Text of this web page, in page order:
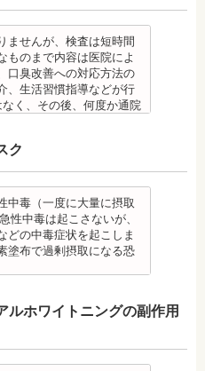
行う機器です。細かなパ
で歯に吹き付け、歯にこ
とができます。 歯科で主
除去の用途として使われ
内の歯周病の細菌除去に
生
卒業
あるので時期を延ばす場
適用外となり自由診療と
虫歯の原因菌の量を知
強化を目的とした検査で
いものを摂る頻度なども
生
部卒業
研修
ませんが、検査は短時間
ものまで内容は医院によ
口臭改善への対応方法の
、生活習慣指導などが行
く、その後、何度か通院
りがあることも多く、口
関連性も合わせて検査が
る食べ物、ブラッシング
響する場合もあるので、
けて指導が行われま
生
て研修
ク
中毒（一度に大量に摂取
性中毒は起こさないが、
どの中毒症状を起こしま
塗布で過剰摂取になる恐
、5歳児（体重18Kg）が
0.05％フッ化ナトリウム
だ場合に到達（厚生労働
ヘルスネット）
ルホワイトニングの副作用